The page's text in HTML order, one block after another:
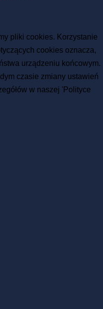
pliki cookies. Korzystanie
cookies oznacza,
urządzeniu końcowym.
czasie zmiany ustawień
w naszej 'Polityce